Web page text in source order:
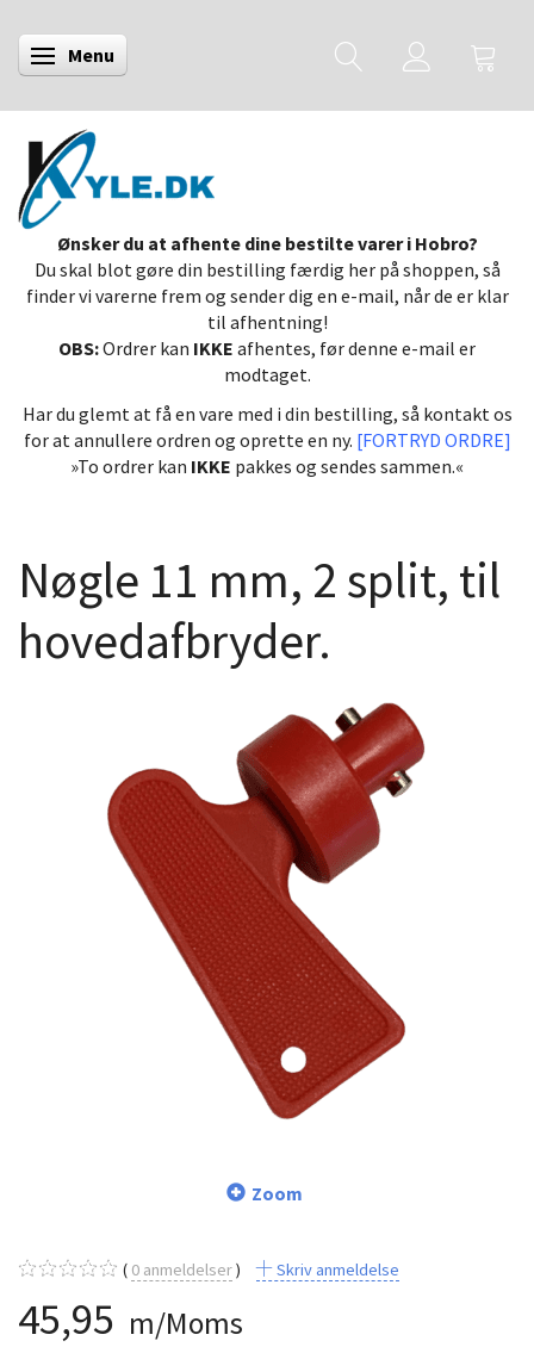
Skifte navigation
Menu
Ønsker du at afhente dine bestilte varer i Hobro?
Du skal blot gøre din bestilling færdig her på shoppen, så
finder vi varerne frem og sender dig en e-mail, når de er klar
til afhentning!
OBS:Ordrer kan IKKE afhentes, før denne e-mail er
modtaget.
Har du glemt at få en vare med i din bestilling, så kontakt os
for at annullere ordren og oprette en ny. [FORTRYD ORDRE]
»To ordrer kan IKKE pakkes og sendes sammen.«
Nøgle 11 mm, 2 split, til
hovedafbryder.
Zoom
0 anmeldelser Skriv anmeldelse
45,95 m/Moms